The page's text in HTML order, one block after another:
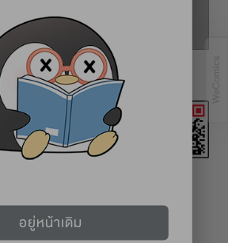
ตอนที่ 43
ทุก 2 สัปดาห์ (วันศุกร์)
อยู่หน้าเดิม